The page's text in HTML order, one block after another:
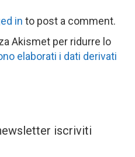
in to post a comment.
Akismet per ridurre lo
elaborati i dati derivati
iscriviti